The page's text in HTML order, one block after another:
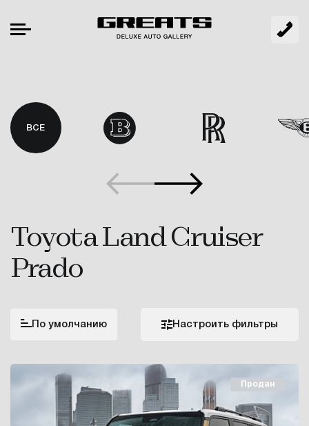
ВСЕ
Toyota Land Cruiser
Prado
Настроить фильтры
По умолчанию
Продан